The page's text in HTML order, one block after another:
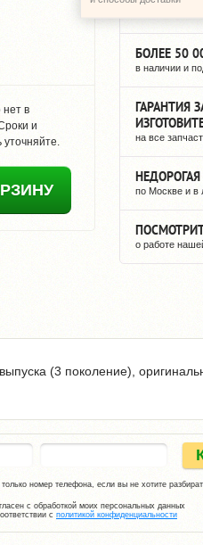
в
и
уточняйте.
БОЛЕЕ 50
в наличии и
ГАРАНТИЯ
на все
по Москве и в
о работе
(3 поколение),
только номер телефона, если вы не хотите
с обработкой моих персональных данных
с политикой конфиденциальности